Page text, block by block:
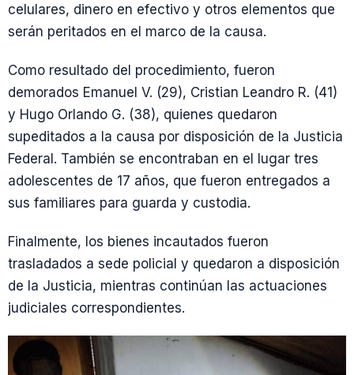
celulares, dinero en efectivo y otros elementos que
serán peritados en el marco de la causa.
Como resultado del procedimiento, fueron
demorados Emanuel V. (29), Cristian Leandro R. (41)
y Hugo Orlando G. (38), quienes quedaron
supeditados a la causa por disposición de la Justicia
Federal. También se encontraban en el lugar tres
adolescentes de 17 años, que fueron entregados a
sus familiares para guarda y custodia.
Finalmente, los bienes incautados fueron
trasladados a sede policial y quedaron a disposición
de la Justicia, mientras continúan las actuaciones
judiciales correspondientes.